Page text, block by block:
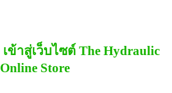
เข้าสู่เว็บไซต์ The Hydraulic
Online Store